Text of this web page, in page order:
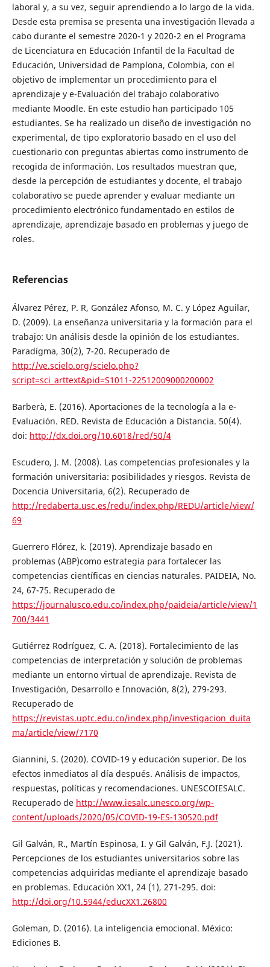
laboral y, a su vez, seguir aprendiendo a lo largo de la vida.
Desde esta premisa se presenta una investigación llevada a
cabo durante el semestre 2020-1 y 2020-2 en el Programa
de Licenciatura en Educación Infantil de la Facultad de
Educación, Universidad de Pamplona, Colombia, con el
objetivo de implementar un procedimiento para el
aprendizaje y e-Evaluación del trabajo colaborativo
mediante Moodle. En este estudio han participado 105
estudiantes. Se ha realizado un diseño de investigación no
experimental, de tipo exploratorio basado en el uso del
cuestionario con preguntas abiertas como instrumento de
recogida de información. Los resultados muestran que,
desde la percepción de estudiantes y docente, el trabajo
colaborativo se puede aprender y evaluar mediante un
procedimiento electrónico fundamentado en estilos de
aprendizaje, aprendizaje basado en problemas y juego de
roles.
Referencias
Álvarez Pérez, P. R, González Afonso, M. C. y López Aguilar,
D. (2009). La enseñanza universitaria y la formación para el
trabajo: Un análisis desde la opinión de los estudiantes.
Paradígma, 30(2), 7-20. Recuperado de
http://ve.scielo.org/scielo.php?
script=sci_arttext&pid=S1011-22512009000200002
Barberà, E. (2016). Aportaciones de la tecnología a la e-
Evaluación. RED. Revista de Educación a Distancia. 50(4).
doi: http://dx.doi.org/10.6018/red/50/4
Escudero, J. M. (2008). Las competencias profesionales y la
formación universitaria: posibilidades y riesgos. Revista de
Docencia Universitaria, 6(2). Recuperado de
http://redaberta.usc.es/redu/index.php/REDU/article/view/
69
Guerrero Flórez, k. (2019). Aprendizaje basado en
problemas (ABP)como estrategia para fortalecer las
competencias científicas en ciencias naturales. PAIDEIA, No.
24, 67-75. Recuperado de
https://journalusco.edu.co/index.php/paideia/article/view/1
700/3441
Gutiérrez Rodríguez, C. A. (2018). Fortalecimiento de las
competencias de interpretación y solución de problemas
mediante un entorno virtual de aprendizaje. Revista de
Investigación, Desarrollo e Innovación, 8(2), 279-293.
Recuperado de
https://revistas.uptc.edu.co/index.php/investigacion_duita
ma/article/view/7170
Giannini, S. (2020). COVID-19 y educación superior. De los
efectos inmediatos al día después. Análisis de impactos,
respuestas, políticas y recomendaciones. UNESCOIESALC.
Recuperado de http://www.iesalc.unesco.org/wp-
content/uploads/2020/05/COVID-19-ES-130520.pdf
Gil Galván, R., Martín Espinosa, I. y Gil Galván, F.J. (2021).
Percepciones de los estudiantes universitarios sobre las
competencias adquiridas mediante el aprendizaje basado
en problemas. Educación XX1, 24 (1), 271-295. doi:
http://doi.org/10.5944/educXX1.26800
Goleman, D. (2016). La inteligencia emocional. México:
Ediciones B.